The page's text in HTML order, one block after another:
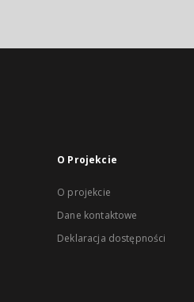
O Projekcie
O projekcie
Dane kontaktowe
Deklaracja dostępności